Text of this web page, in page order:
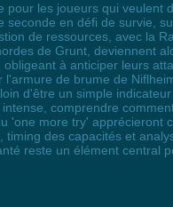
les joueurs qui veulent
en défi de survie,
de ressources, avec la
de Grunt, deviennent
à anticiper leurs
de brume de
d'être un simple
comprendre
more try' apprécieront
des capacités et
reste un élément central